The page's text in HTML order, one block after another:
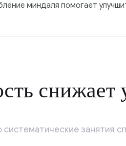
миндаля помогает
снижает
занятия